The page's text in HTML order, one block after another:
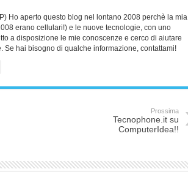
Ho aperto questo blog nel lontano 2008 perchè la mia
erano cellulari!) e le nuove tecnologie, con uno
a disposizione le mie conoscenze e cerco di aiutare
Se hai bisogno di qualche informazione, contattami!
Prossima
Tecnophone.it su
ComputerIdea!!